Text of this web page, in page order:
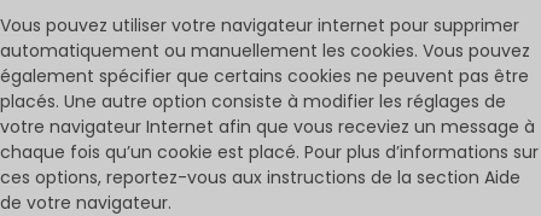
Vous pouvez utiliser votre navigateur internet pour supprimer
automatiquement ou manuellement les cookies. Vous pouvez
également spécifier que certains cookies ne peuvent pas être
placés. Une autre option consiste à modifier les réglages de
votre navigateur Internet afin que vous receviez un message à
chaque fois qu’un cookie est placé. Pour plus d’informations sur
ces options, reportez-vous aux instructions de la section Aide
de votre navigateur.